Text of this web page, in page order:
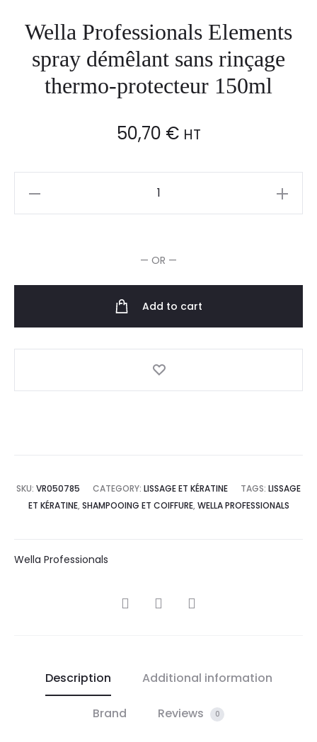
95ML
Wella Professionals Elements
spray démêlant sans rinçage
thermo-protecteur 150ml
50,70 € HT
sans
thermo-
protecteur
— OR —
Add to cart
SKU: VR050785 CATEGORY: LISSAGE ET KÉRATINE TAGS: LISSAGE
ET KÉRATINE, SHAMPOOING ET COIFFURE, WELLA PROFESSIONALS
Wella Professionals
SHARE
Description Additional information
Brand Reviews 0